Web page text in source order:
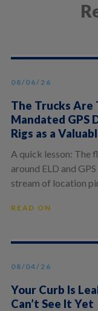
08/06/26
The Trucks Are
Mandated GPS
Rigs as a
A quick lesson: The
around ELD and
stream of location
READ ON
08/04/26
Your Curb Is
Can’t See It Yet